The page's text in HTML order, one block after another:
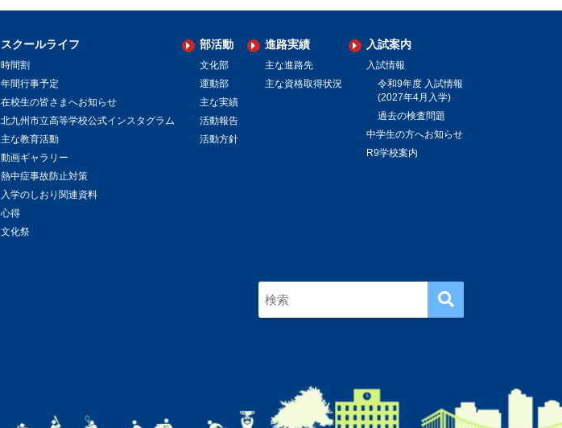
スクールライフ
時間割
年間行事予定
在校生の皆さまへお知らせ
北九州市立高等学校公式インスタグラム
主な教育活動
動画ギャラリー
熱中症事故防止対策
入学のしおり関連資料
心得
文化祭
部活動
文化部
運動部
主な実績
活動報告
活動方針
進路実績
主な進路先
主な資格取得状況
入試案内
入試情報
令和9年度 入試情報
(2027年4月入学)
過去の検査問題
中学生の方へお知らせ
R9学校案内